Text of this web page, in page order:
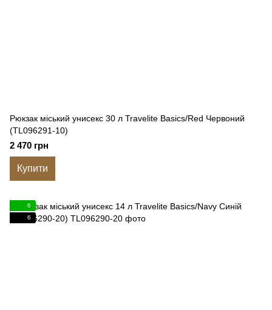
Рюкзак міський унисекс 30 л Travelite Basics/Red Червоний
(TL096291-10)
2 470 грн
Купити
6
6